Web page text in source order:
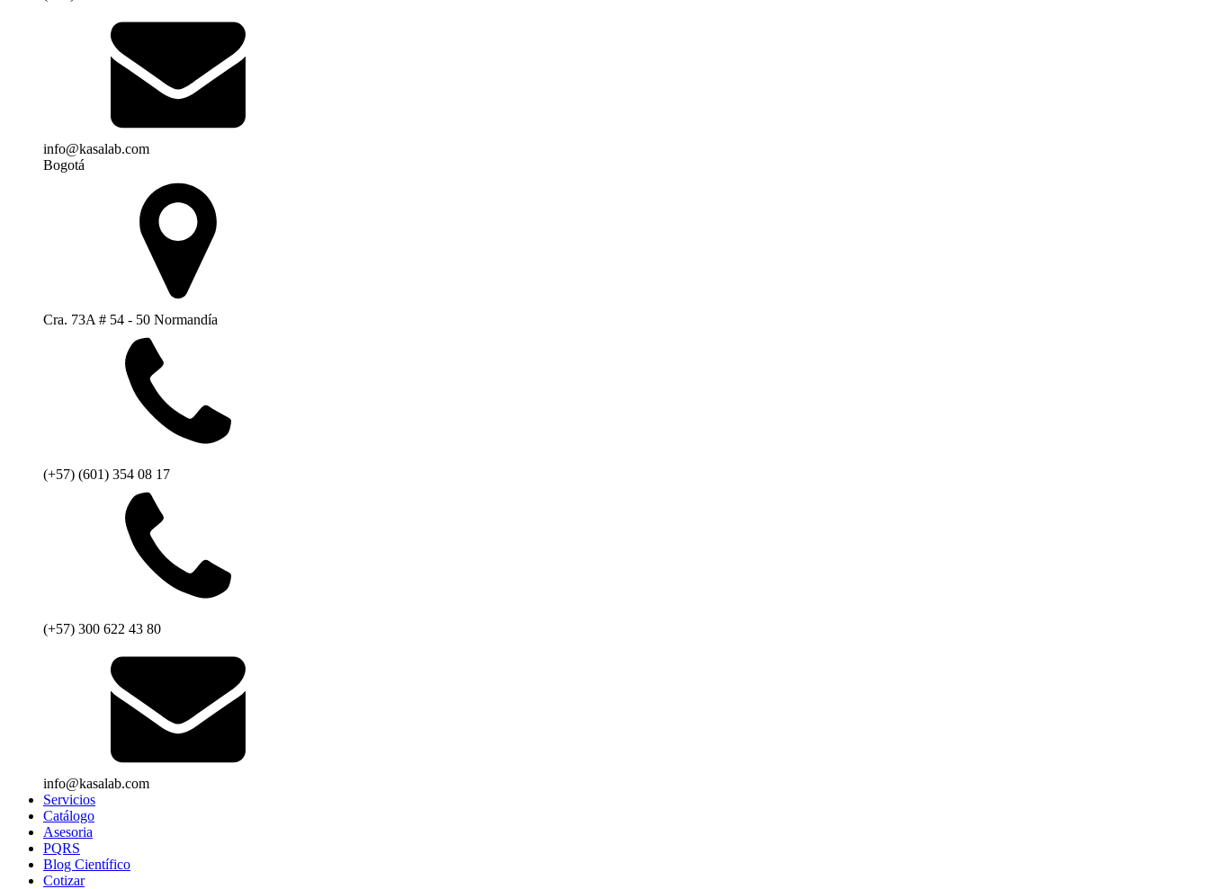
info@kasalab.com
Bogotá
Cra. 73A # 54 - 50 Normandía
(+57) (601) 354 08 17
(+57) 300 622 43 80
info@kasalab.com
Servicios
Catálogo
Asesoria
PQRS
Blog Científico
Cotizar